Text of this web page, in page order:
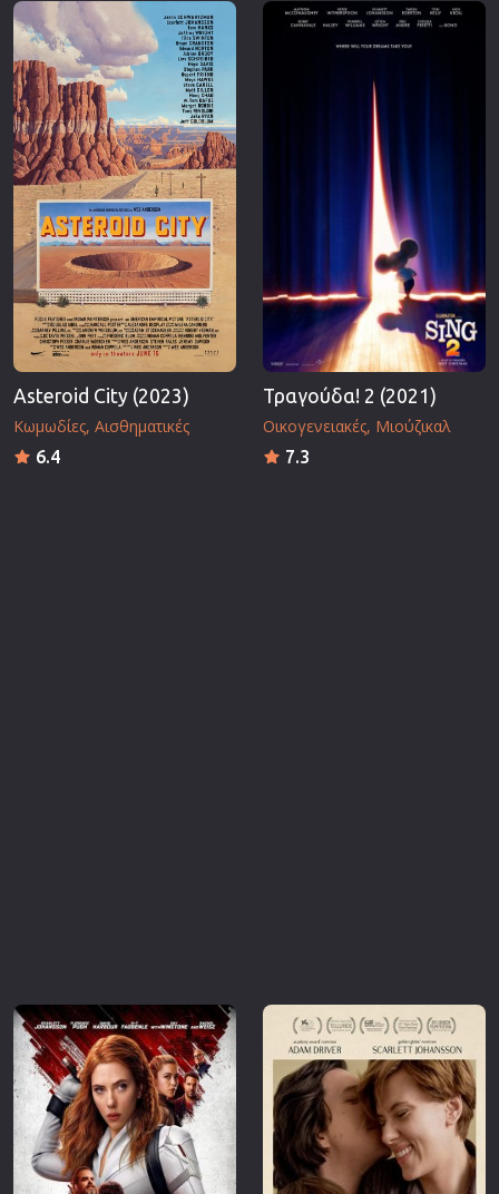
Asteroid City (2023)
Κωμωδίες Αισθηματικές
6.4
Τραγούδα! 2 (2021)
Οικογενειακές Μιούζικαλ
7.3